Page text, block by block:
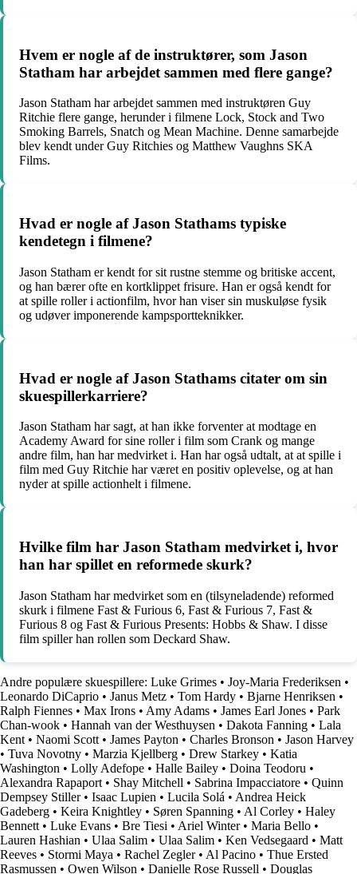
Hvem er nogle af de instruktører, som Jason
Statham har arbejdet sammen med flere gange?
Jason Statham har arbejdet sammen med instruktøren Guy
Ritchie flere gange, herunder i filmene Lock, Stock and Two
Smoking Barrels, Snatch og Mean Machine. Denne samarbejde
blev kendt under Guy Ritchies og Matthew Vaughns SKA
Films.
Hvad er nogle af Jason Stathams typiske
kendetegn i filmene?
Jason Statham er kendt for sit rustne stemme og britiske accent,
og han bærer ofte en kortklippet frisure. Han er også kendt for
at spille roller i actionfilm, hvor han viser sin muskuløse fysik
og udøver imponerende kampsportteknikker.
Hvad er nogle af Jason Stathams citater om sin
skuespillerkarriere?
Jason Statham har sagt, at han ikke forventer at modtage en
Academy Award for sine roller i film som Crank og mange
andre film, han har medvirket i. Han har også udtalt, at at spille i
film med Guy Ritchie har været en positiv oplevelse, og at han
nyder at spille actionhelt i filmene.
Hvilke film har Jason Statham medvirket i, hvor
han har spillet en reformede skurk?
Jason Statham har medvirket som en (tilsyneladende) reformed
skurk i filmene Fast & Furious 6, Fast & Furious 7, Fast &
Furious 8 og Fast & Furious Presents: Hobbs & Shaw. I disse
film spiller han rollen som Deckard Shaw.
Andre populære skuespillere: Luke Grimes • Joy-Maria Frederiksen •
Leonardo DiCaprio • Janus Metz • Tom Hardy • Bjarne Henriksen •
Ralph Fiennes • Max Irons • Amy Adams • James Earl Jones • Park
Chan-wook • Hannah van der Westhuysen • Dakota Fanning • Lala
Kent • Naomi Scott • James Payton • Charles Bronson • Jason Harvey
• Tuva Novotny • Marzia Kjellberg • Drew Starkey • Katia
Washington • Lolly Adefope • Halle Bailey • Doina Teodoru •
Alexandra Rapaport • Shay Mitchell • Sabrina Impacciatore • Quinn
Dempsey Stiller• Isaac Lupien • Lucila Solá • Andrea Heick
Gadeberg • Keira Knightley • Søren Spanning • Al Corley • Haley
Bennett • Luke Evans • Bre Tiesi • Ariel Winter• Maria Bello •
Lauren Hashian • Ulaa Salim • Ulaa Salim • Ken Vedsegaard • Matt
Reeves • Stormi Maya • Rachel Zegler• Al Pacino • Thue Ersted
Rasmussen • Owen Wilson • Danielle Rose Russell • Douglas